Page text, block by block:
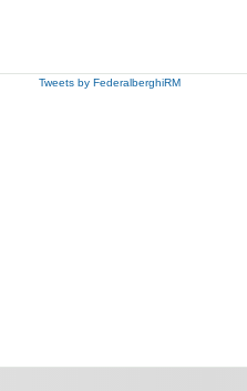
Tweets by FederalberghiRM